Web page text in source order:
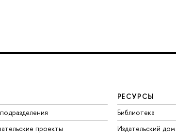
проекты
РЕСУРСЫ
Библиотека
Издательский